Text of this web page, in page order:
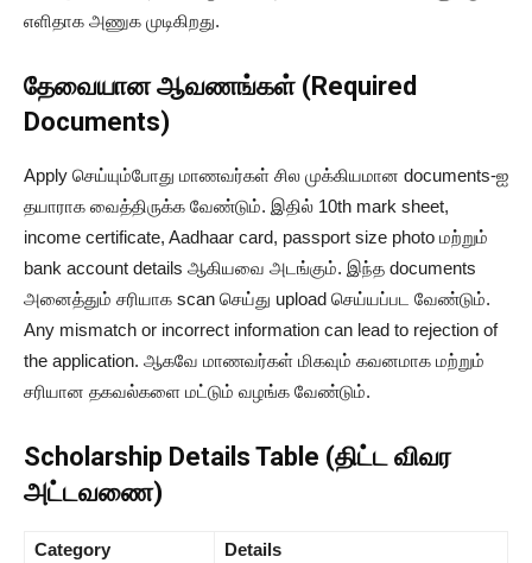
எளிதாக அணுக முடிகிறது.
தேவையான ஆவணங்கள் (Required
Documents)
Apply செய்யும்போது மாணவர்கள் சில முக்கியமான documents-ஐ
தயாராக வைத்திருக்க வேண்டும். இதில் 10th mark sheet,
income certificate, Aadhaar card, passport size photo மற்றும்
bank account details ஆகியவை அடங்கும். இந்த documents
அனைத்தும் சரியாக scan செய்து upload செய்யப்பட வேண்டும்.
Any mismatch or incorrect information can lead to rejection of
the application. ஆகவே மாணவர்கள் மிகவும் கவனமாக மற்றும்
சரியான தகவல்களை மட்டும் வழங்க வேண்டும்.
Scholarship Details Table (திட்ட விவர
அட்டவணை)
Category
Details